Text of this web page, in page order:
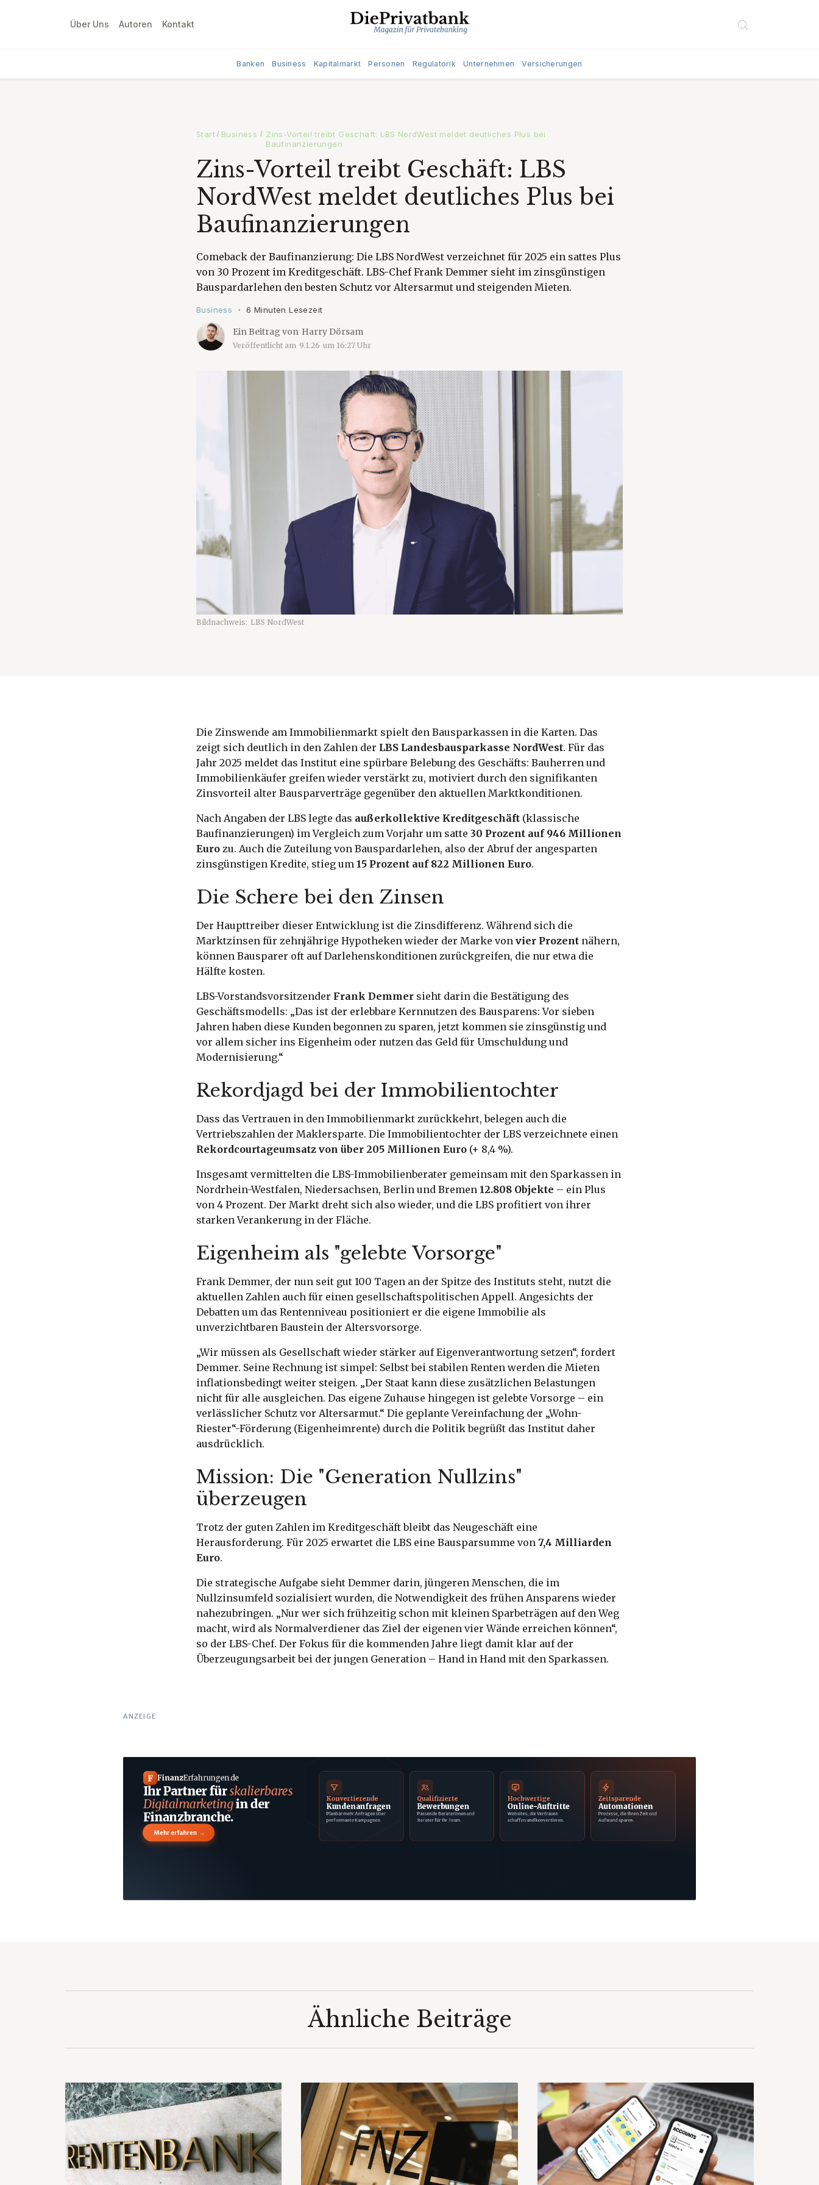
Über Uns Autoren Kontakt
Banken Business Kapitalmarkt Personen Regulatorik Unternehmen Versicherungen
Start / Business / Zins-Vorteil treibt Geschäft: LBS NordWest meldet deutliches Plus bei
Baufinanzierungen
Zins-Vorteil treibt Geschäft: LBS
NordWest meldet deutliches Plus bei
Baufinanzierungen
Comeback der Baufinanzierung: Die LBS NordWest verzeichnet für 2025 ein sattes Plus
von 30 Prozent im Kreditgeschäft. LBS-Chef Frank Demmer sieht im zinsgünstigen
Bauspardarlehen den besten Schutz vor Altersarmut und steigenden Mieten.
Business • 6 Minuten Lesezeit
Ein Beitrag von Harry Dörsam
Veröffentlicht am 9.1.26 um 16:27 Uhr
Bildnachweis: LBS NordWest
Die Zinswende am Immobilienmarkt spielt den Bausparkassen in die Karten. Das
zeigt sich deutlich in den Zahlen der LBS Landesbausparkasse NordWest. Für das
Jahr 2025 meldet das Institut eine spürbare Belebung des Geschäfts: Bauherren und
Immobilienkäufer greifen wieder verstärkt zu, motiviert durch den signifikanten
Zinsvorteil alter Bausparverträge gegenüber den aktuellen Marktkonditionen.
Nach Angaben der LBS legte das außerkollektive Kreditgeschäft (klassische
Baufinanzierungen) im Vergleich zum Vorjahr um satte 30 Prozent auf 946 Millionen
Euro zu. Auch die Zuteilung von Bauspardarlehen, also der Abruf der angesparten
zinsgünstigen Kredite, stieg um 15 Prozent auf 822 Millionen Euro.
Die Schere bei den Zinsen
Der Haupttreiber dieser Entwicklung ist die Zinsdifferenz. Während sich die
Marktzinsen für zehnjährige Hypotheken wieder der Marke von vier Prozent nähern,
können Bausparer oft auf Darlehenskonditionen zurückgreifen, die nur etwa die
Hälfte kosten.
LBS-Vorstandsvorsitzender Frank Demmer sieht darin die Bestätigung des
Geschäftsmodells: „Das ist der erlebbare Kernnutzen des Bausparens: Vor sieben
Jahren haben diese Kunden begonnen zu sparen, jetzt kommen sie zinsgünstig und
vor allem sicher ins Eigenheim oder nutzen das Geld für Umschuldung und
Modernisierung.“
Rekordjagd bei der Immobilientochter
Dass das Vertrauen in den Immobilienmarkt zurückkehrt, belegen auch die
Vertriebszahlen der Maklersparte. Die Immobilientochter der LBS verzeichnete einen
Rekordcourtageumsatz von über 205 Millionen Euro (+ 8,4 %).
Insgesamt vermittelten die LBS-Immobilienberater gemeinsam mit den Sparkassen in
Nordrhein-Westfalen, Niedersachsen, Berlin und Bremen 12.808 Objekte – ein Plus
von 4 Prozent. Der Markt dreht sich also wieder, und die LBS profitiert von ihrer
starken Verankerung in der Fläche.
Eigenheim als "gelebte Vorsorge"
Frank Demmer, der nun seit gut 100 Tagen an der Spitze des Instituts steht, nutzt die
aktuellen Zahlen auch für einen gesellschaftspolitischen Appell. Angesichts der
Debatten um das Rentenniveau positioniert er die eigene Immobilie als
unverzichtbaren Baustein der Altersvorsorge.
„Wir müssen als Gesellschaft wieder stärker auf Eigenverantwortung setzen“, fordert
Demmer. Seine Rechnung ist simpel: Selbst bei stabilen Renten werden die Mieten
inflationsbedingt weiter steigen. „Der Staat kann diese zusätzlichen Belastungen
nicht für alle ausgleichen. Das eigene Zuhause hingegen ist gelebte Vorsorge – ein
verlässlicher Schutz vor Altersarmut.“ Die geplante Vereinfachung der „Wohn-
Riester“-Förderung (Eigenheimrente) durch die Politik begrüßt das Institut daher
ausdrücklich.
Mission: Die "Generation Nullzins"
überzeugen
Trotz der guten Zahlen im Kreditgeschäft bleibt das Neugeschäft eine
Herausforderung. Für 2025 erwartet die LBS eine Bausparsumme von 7,4 Milliarden
Euro.
Die strategische Aufgabe sieht Demmer darin, jüngeren Menschen, die im
Nullzinsumfeld sozialisiert wurden, die Notwendigkeit des frühen Ansparens wieder
nahezubringen. „Nur wer sich frühzeitig schon mit kleinen Sparbeträgen auf den Weg
macht, wird als Normalverdiener das Ziel der eigenen vier Wände erreichen können“,
so der LBS-Chef. Der Fokus für die kommenden Jahre liegt damit klar auf der
Überzeugungsarbeit bei der jungen Generation – Hand in Hand mit den Sparkassen.
ANZEIGE
F FinanzErfahrungen.de
Ihr Partner fürskalierbares
Digitalmarketingin der
Finanzbranche.
Mehr erfahren →
Konvertierende
Kundenanfragen
Planbar mehr Anfragen über
performante Kampagnen.
Qualifizierte
Bewerbungen
Passende Beraterinnen und
Berater für Ihr Team.
Hochwertige
Online-Auftritte
Websites, die Vertrauen
schaffen und konvertieren.
Zeitsparende
Automationen
Prozesse, die Ihnen Zeit und
Aufwand sparen.
Ähnliche Beiträge